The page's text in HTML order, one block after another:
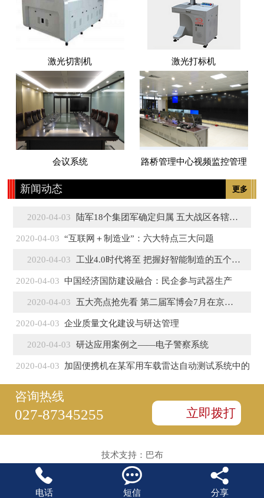
激光切割机 激光打标机
会议系统 路桥管理中心视频监控管理
更多
新闻动态
2020-04-03 陆军18个集团军确定归属 五大战区各辖3至5个
2020-04-03 “互联网＋制造业”：六大特点三大问题
2020-04-03 工业4.0时代将至 把握好智能制造的五个特征
2020-04-03 中国经济国防建设融合：民企参与武器生产
2020-04-03 五大亮点抢先看 第二届军博会7月在京盛大开幕
2020-04-03 企业质量文化建设与研达管理
2020-04-03 研达应用案例之——电子警察系统
2020-04-03 加固便携机在某军用车载雷达自动测试系统中的
咨询热线
027-87345255 立即拨打
技术支持： 巴布

电话

短信

分享